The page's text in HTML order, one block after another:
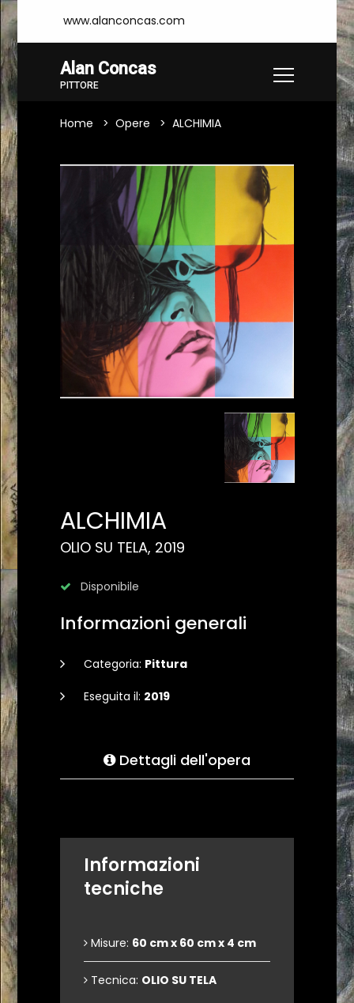
www.alanconcas.com
Alan Concas
PITTORE
Home Opere ALCHIMIA
ALCHIMIA
OLIO SU TELA, 2019
Disponibile
Informazioni generali
Categoria: Pittura
Eseguita il: 2019
Dettagli dell'opera
Informazioni
tecniche
Misure: 60 cm x 60 cm x 4 cm
Tecnica: OLIO SU TELA